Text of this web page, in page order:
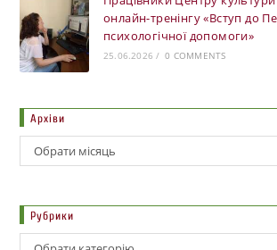
онлайн-тренінгу «Вступ до
психологічної допомоги»
25.06.2026 / 0 COMMENTS
Архіви
Обрати місяць
Рубрики